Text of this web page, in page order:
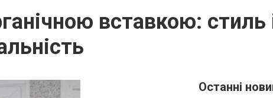
вставкою: стиль
Останні